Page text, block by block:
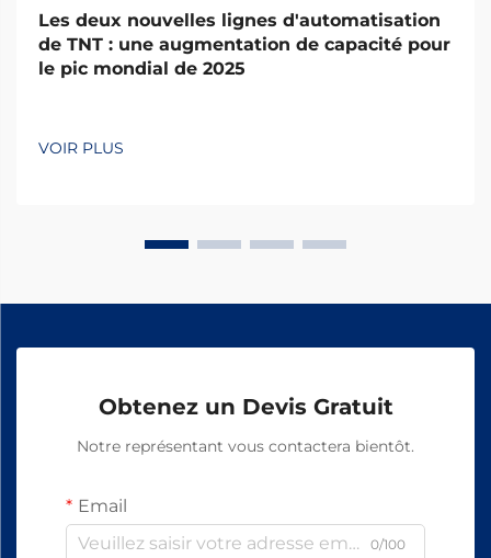
Les deux nouvelles lignes d'automatisation
de TNT : une augmentation de capacité pour
le pic mondial de 2025
VOIR PLUS
Obtenez un Devis Gratuit
Notre représentant vous contactera bientôt.
Email
0/100